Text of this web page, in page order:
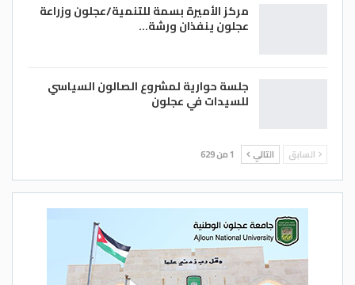
مركز الأميرة بسمة للتنمية/عجلون وزراعة
عجلون ينفذان ورشة…
جلسة حوارية لمشروع الصالون السياسي
للسيدات في عجلون
السابق التالي 1 من 629